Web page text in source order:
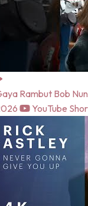
Rambut Bob
YouTube